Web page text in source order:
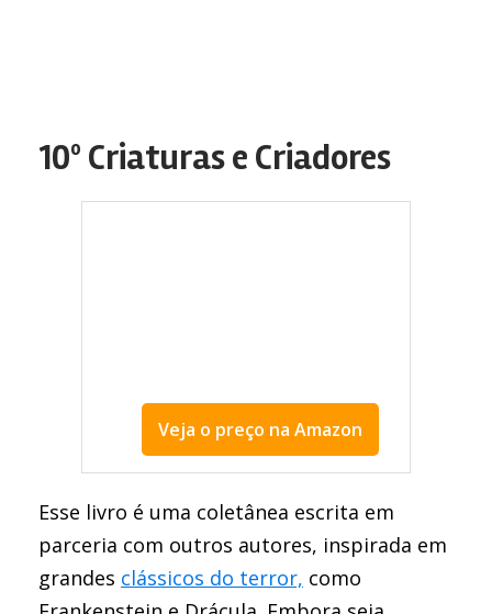
10º Criaturas e Criadores
Veja o preço na Amazon
Esse livro é uma coletânea escrita em
parceria com outros autores, inspirada em
grandes clássicos do terror, como